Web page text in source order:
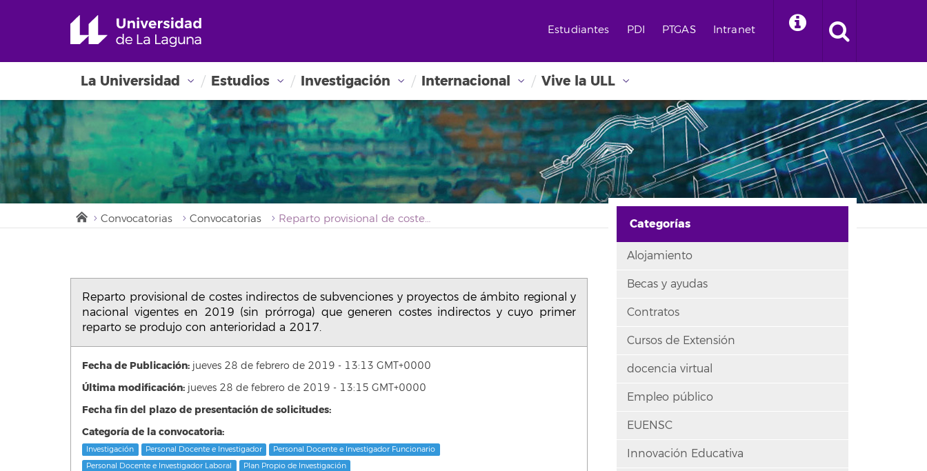
Estudiantes PDI PTGAS Intranet
La Universidad Estudios Investigación Internacional Vive la ULL
Convocatorias Convocatorias Reparto provisional de costes indirectos de subvenciones y proyectos de ámbito regional y nacional vigentes en 2019 (sin prórroga) que generen costes indirectos y cuyo primer reparto se produjo con anterioridad a 2017.
Reparto provisional de costes indirectos de subvenciones y proyectos de ámbito regional y
nacional vigentes en 2019 (sin prórroga) que generen costes indirectos y cuyo primer
reparto se produjo con anterioridad a 2017.
Fecha de Publicación: jueves 28 de febrero de 2019 - 13:13 GMT+0000
Última modificación: jueves 28 de febrero de 2019 - 13:15 GMT+0000
Fecha fin del plazo de presentación de solicitudes:
Categoría de la convocatoria:
Investigación Personal Docente e Investigador
Personal Docente e Investigador Funcionario
Personal Docente e Investigador Laboral
Plan Propio de Investigación
Categorías
Alojamiento
Becas y ayudas
Contratos
Cursos de Extensión
docencia virtual
Empleo público
EUENSC
Innovación Educativa